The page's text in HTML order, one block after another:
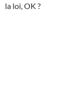
la loi, OK ?